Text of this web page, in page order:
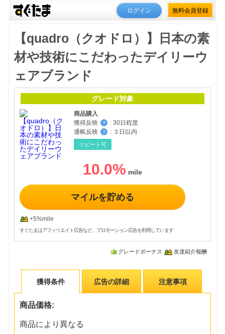
ログイン 無料会員登録
【quadro（クオドロ）】日本の素
材や技術にこだわったデイリーウ
ェアブランド
グレード対象
商品購入
獲得反映
？ : 30日程度
通帳反映
？ : ３日以内
リピート可
10.0%
マイルを貯める
+5%mile
すぐたまはアフィリエイト広告など、プロモーション広告を利用しています
グレードボーナス 友達紹介報酬
獲得条件 広告の詳細 注意事項
商品価格:
商品により異なる